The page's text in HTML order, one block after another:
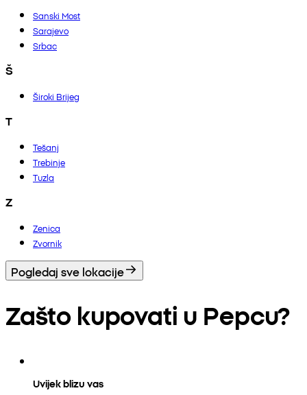
Sanski Most
Sarajevo
Srbac
Š
Široki Brijeg
T
Tešanj
Trebinje
Tuzla
Z
Zenica
Zvornik
Pogledaj sve lokacije
Zašto kupovati u Pepcu?
Uvijek blizu vas